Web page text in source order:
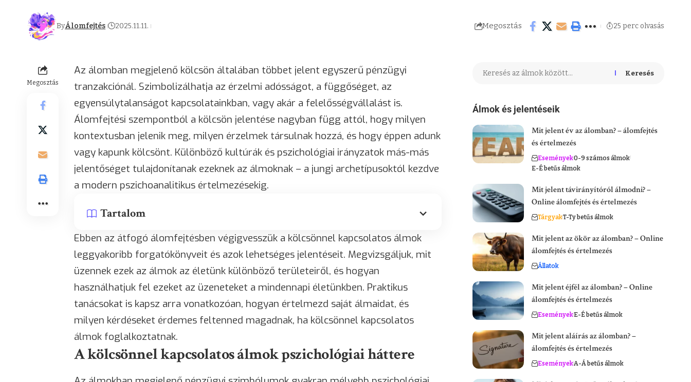
ByÁlomfejtés 2025.11.11. Megosztás 25 perc olvasás
Megosztás
Az álomban megjelenő kölcsön általában többet jelent egyszerű pénzügyi
tranzakciónál. Szimbolizálhatja az érzelmi adósságot, a függőséget, az
egyensúlytalanságot kapcsolatainkban, vagy akár a felelősségvállalást is.
Álomfejtési szempontból a kölcsön jelentése nagyban függ attól, hogy milyen
kontextusban jelenik meg, milyen érzelmek társulnak hozzá, és hogy éppen adunk
vagy kapunk kölcsönt. Különböző kultúrák és pszichológiai irányzatok más-más
jelentőséget tulajdonítanak ezeknek az álmoknak – a jungi archetípusoktól kezdve
a modern pszichoanalitikus értelmezésekig.
Tartalom
Ebben az átfogó álomfejtésben végigvesszük a kölcsönnel kapcsolatos álmok
leggyakoribb forgatókönyveit és azok lehetséges jelentéseit. Megvizsgáljuk, mit
üzennek ezek az álmok az életünk különböző területeiről, és hogyan
használhatjuk fel ezeket az üzeneteket a mindennapi életünkben. Praktikus
tanácsokat is kapsz arra vonatkozóan, hogyan értelmezd saját álmaidat, és
milyen kérdéseket érdemes feltenned magadnak, ha kölcsönnel kapcsolatos
álmok foglalkoztatnak.
A kölcsönnel kapcsolatos álmok pszichológiai háttere
Keresés
Álmok és jelentéseik
Mit jelent év az álomban? – álomfejtés
és értelmezés
Események0-9 számos álmok
E-É betűs álmok
Mit jelent távirányítóról álmodni? –
Online álomfejtés és értelmezés
TárgyakT-Ty betűs álmok
Mit jelent az ökör az álomban? – Online
álomfejtés és értelmezés
Állatok
Mit jelent éjfél az álomban? – Online
álomfejtés és értelmezés
EseményekE-É betűs álmok
Mit jelent aláírás az álomban? –
álomfejtés és értelmezés
EseményekA-Á betűs álmok